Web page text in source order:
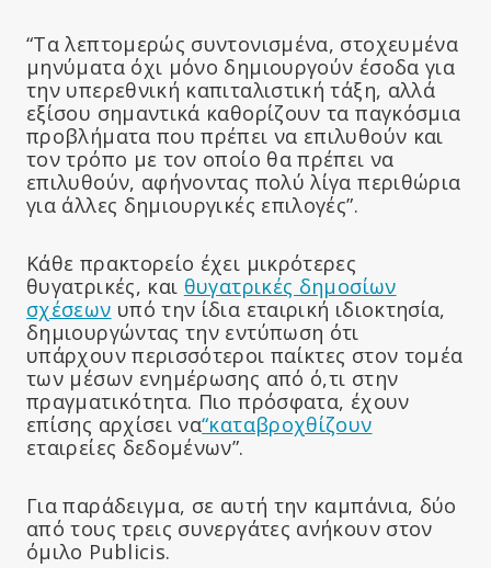
“Τα λεπτοµερώς συντονισµένα, στοχευµένα
µηνύµατα όχι µόνο δηµιουργούν έσοδα για
την υπερεθνική καπιταλιστική τάξη, αλλά
εξίσου σηµαντικά καθορίζουν τα παγκόσµια
προβλήµατα που πρέπει να επιλυθούν και
τον τρόπο µε τον οποίο θα πρέπει να
επιλυθούν, αφήνοντας πολύ λίγα περιθώρια
για άλλες δηµιουργικές επιλογές”.
Κάθε πρακτορείο έχει μικρότερες
θυγατρικές, και θυγατρικές δημοσίων
σχέσεων υπό την ίδια εταιρική ιδιοκτησία,
δημιουργώντας την εντύπωση ότι
υπάρχουν περισσότεροι παίκτες στον τομέα
των μέσων ενημέρωσης από ό,τι στην
πραγματικότητα. Πιο πρόσφατα, έχουν
επίσης αρχίσει να“καταβροχθίζουν
εταιρείες δεδομένων”.
Για παράδειγμα, σε αυτή την καμπάνια, δύο
από τους τρεις συνεργάτες ανήκουν στον
όμιλο Publicis.